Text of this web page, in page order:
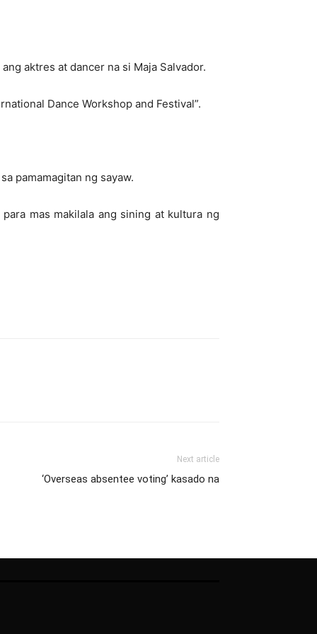
aktres at dancer na si Maja Salvador.
Dance Workshop and Festival”.
pamamagitan ng sayaw.
mas makilala ang sining at kultura ng
Next article
‘Overseas absentee voting’ kasado na